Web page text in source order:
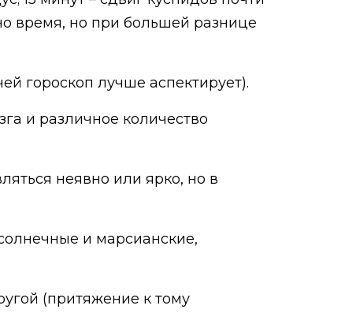
время, но при большей разнице
гороскоп лучше аспектирует).
и различное количество
неявно или ярко, но в
и марсианские,
(притяжение к тому